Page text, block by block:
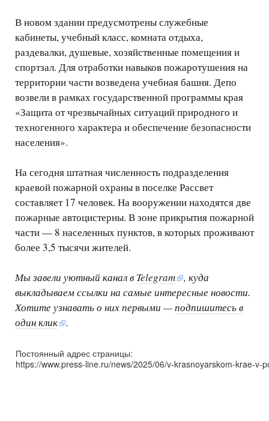
В новом здании предусмотрены служебные
кабинеты, учебный класс, комната отдыха,
раздевалки, душевые, хозяйственные помещения и
спортзал. Для отработки навыков пожаротушения на
территории части возведена учебная башня. Депо
возвели в рамках государственной программы края
«Защита от чрезвычайных ситуаций природного и
техногенного характера и обеспечение безопасности
населения».
На сегодня штатная численность подразделения
краевой пожарной охраны в поселке Рассвет
составляет 17 человек. На вооружении находятся две
пожарные автоцистерны. В зоне прикрытия пожарной
части — 8 населенных пунктов, в которых проживают
более 3,5 тысячи жителей.
Мы завели уютный канал в Telegram
, куда
выкладываем ссылки на самые интересные новости.
Хотите узнавать о них первыми —подпишитесь в
один клик
.
Постоянный адрес страницы:
https://www.press-line.ru/news/2025/06/v-krasnoyarskom-krae-